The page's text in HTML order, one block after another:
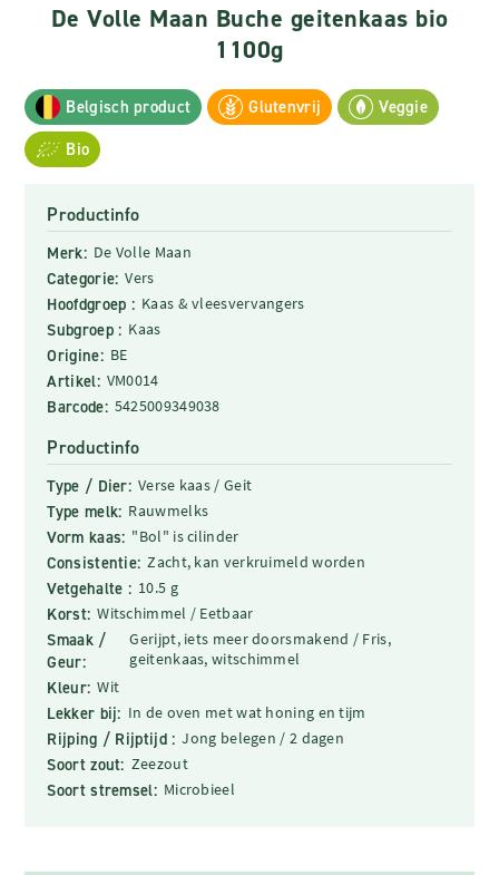
De Volle Maan Buche geitenkaas bio
1100g
Belgisch product Glutenvrij
Veggie
Bio
Productinfo
Merk: De Volle Maan
Categorie: Vers
Hoofdgroep : Kaas & vleesvervangers
Subgroep : Kaas
Origine: BE
Artikel: VM0014
Barcode: 5425009349038
Productinfo
Type / Dier: Verse kaas / Geit
Type melk: Rauwmelks
Vorm kaas: "Bol" is cilinder
Consistentie: Zacht, kan verkruimeld worden
Vetgehalte : 10.5 g
Korst: Witschimmel / Eetbaar
Smaak /
Geur:
Gerijpt, iets meer doorsmakend / Fris,
geitenkaas, witschimmel
Kleur: Wit
Lekker bij: In de oven met wat honing en tijm
Rijping / Rijptijd : Jong belegen / 2 dagen
Soort zout: Zeezout
Soort stremsel: Microbieel